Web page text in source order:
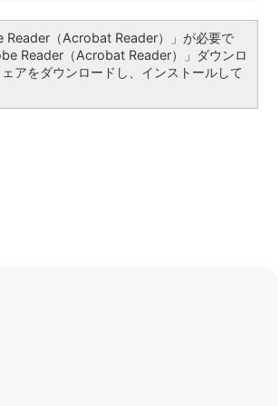
Reader（Acrobat Reader）」が必要で
Reader（Acrobat Reader）」ダウンロ
アをダウンロードし、インストールして